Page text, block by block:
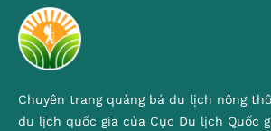
Chuyên trang quảng bá du lịch nông
du lịch quốc gia của Cục Du lịch Quốc